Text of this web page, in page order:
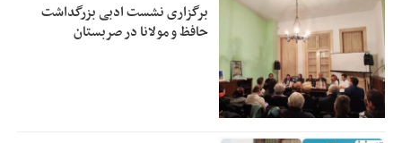
برگزاری نشست ادبی بزرگداشت
حافظ و مولانا در صربستان